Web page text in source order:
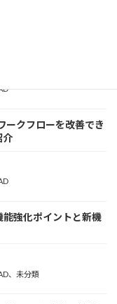
ークフローを改善でき
介
強化ポイントと新機
、 未分類